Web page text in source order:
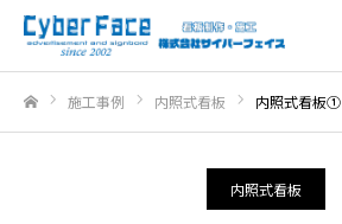
施工事例 内照式看板 内照式看板①
内照式看板